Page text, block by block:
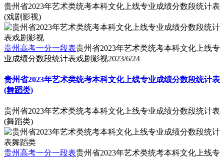
贵州省2023年艺术类统考本科文化上线专业成绩分数段统计表
(戏剧影视)
贵州高考一分一段表贵州省2023年艺术类统考本科文化上线专
业成绩分数段统计表戏剧影视2023/6/24
贵州省2023年艺术类统考本科文化上线专业成绩分数段统计表
(舞蹈类)
贵州省2023年艺术类统考本科文化上线专业成绩分数段统计表
(舞蹈类)
贵州高考一分一段表贵州省2023年艺术类统考本科文化上线专